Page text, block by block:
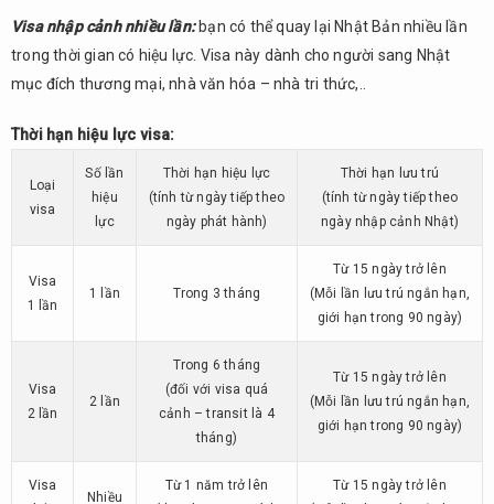
Visa nhập cảnh nhiều lần: bạn có thể quay lại Nhật Bản nhiều lần
trong thời gian có hiệu lực. Visa này dành cho người sang Nhật
mục đích thương mại, nhà văn hóa – nhà tri thức,..
Thời hạn hiệu lực visa:
Loại
visa
Số lần
hiệu
lực
Thời hạn hiệu lực
(tính từ ngày tiếp theo
ngày phát hành)
Thời hạn lưu trú
(tính từ ngày tiếp theo
ngày nhập cảnh Nhật)
Visa
1 lần
1 lần Trong 3 tháng
Từ 15 ngày trở lên
(Mỗi lần lưu trú ngắn hạn,
giới hạn trong 90 ngày)
Visa
2 lần
2 lần
Trong 6 tháng
(đối với visa quá
cảnh – transit là 4
tháng)
Từ 15 ngày trở lên
(Mỗi lần lưu trú ngắn hạn,
giới hạn trong 90 ngày)
Visa
Nhiều
Từ 1 năm trở lên
Từ 15 ngày trở lên